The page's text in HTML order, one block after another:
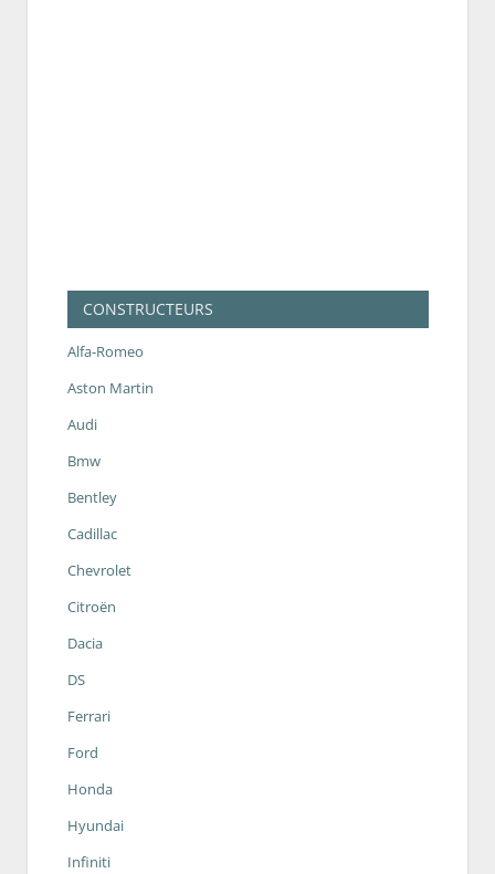
CONSTRUCTEURS
Alfa-Romeo
Aston Martin
Audi
Bmw
Bentley
Cadillac
Chevrolet
Citroën
Dacia
DS
Ferrari
Ford
Honda
Hyundai
Infiniti